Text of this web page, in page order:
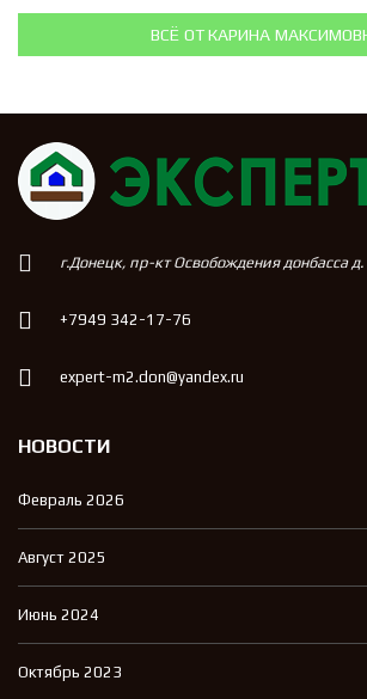
ВСЁ ОТ КАРИНА
г.Донецк, пр-кт Освобождения донбасса д.
+7949 342-17-76
expert-m2.don@yandex.ru
НОВОСТИ
Февраль 2026
Август 2025
Июнь 2024
Октябрь 2023